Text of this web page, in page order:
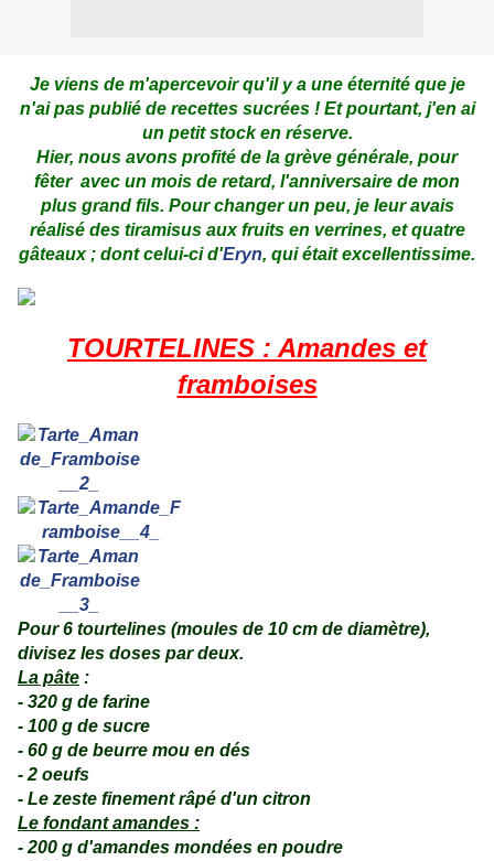
Je viens de m'apercevoir qu'il y a une éternité que je
n'ai pas publié de recettes sucrées ! Et pourtant, j'en ai
un petit stock en réserve.
Hier, nous avons profité de la grève générale, pour
fêter avec un mois de retard, l'anniversaire de mon
plus grand fils. Pour changer un peu, je leur avais
réalisé des tiramisus aux fruits en verrines, et quatre
gâteaux ; dont celui-ci d'Eryn, qui était excellentissime.
TOURTELINES : Amandes et
framboises
Pour 6 tourtelines (moules de 10 cm de diamètre),
divisez les doses par deux.
La pâte :
- 320 g de farine
- 100 g de sucre
- 60 g de beurre mou en dés
- 2 oeufs
- Le zeste finement râpé d'un citron
Le fondant amandes :
- 200 g d'amandes mondées en poudre